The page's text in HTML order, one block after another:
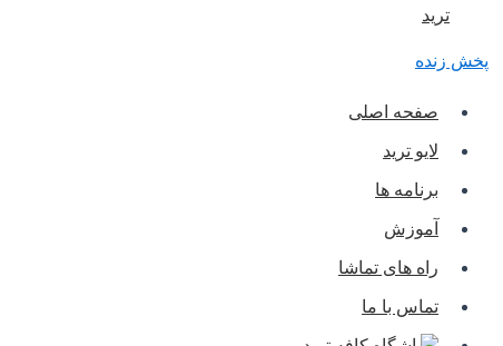
ترید
پخش زنده
صفحه اصلی
لایو ترید
برنامه ها
آموزش
راه های تماشا
تماس با ما